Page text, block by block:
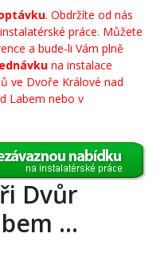
. Obdržíte od nás
práce. Můžete
a bude-li Vám plně
na instalace
ve Dvoře Králové nad
Labem nebo v
Dvůr
…